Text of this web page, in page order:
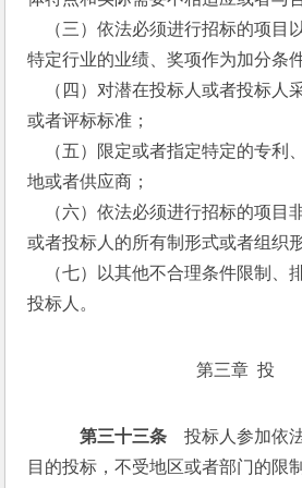
（三）依法必须进行招标的项目
特定行业的业绩、奖项作为加分条
（四）对潜在投标人或者投标人
或者评标标准；
（五）限定或者指定特定的专利
地或者供应商；
（六）依法必须进行招标的项目
或者投标人的所有制形式或者组织
（七）以其他不合理条件限制、
投标人。
第三章  投　
第三十三条 投标人参加依
目的投标，不受地区或者部门的限